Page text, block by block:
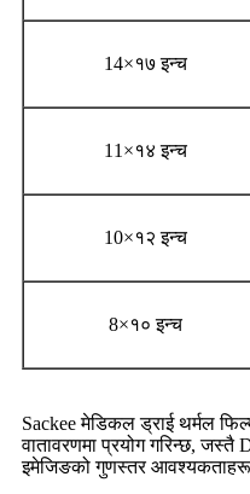
14×१७ इन्च
11 ×१४ इन्च
10×१२ इन्च
8×१० इन्च
Sackee मेडिकल ड्राई थर्मल
वातावरणमा प्रयोग गरिन्छ,
इमेजिङको गुणस्तर आवश्यकताहरू